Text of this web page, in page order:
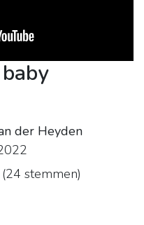
der Heyden
(24 stemmen)